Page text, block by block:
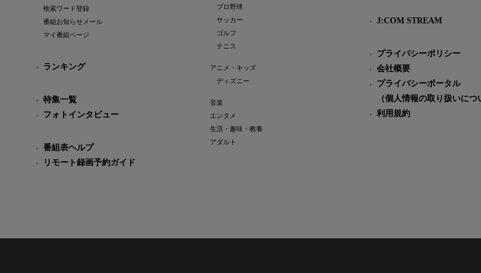
検索ワード登録
番組お知らせメール
マイ番組ページ
ランキング
特集一覧
フォトインタビュー
番組表ヘルプ
リモート録画予約ガイド
プロ野球
サッカー
ゴルフ
テニス
アニメ・キッズ
ディズニー
音楽
エンタメ
生活・趣味・教養
アダルト
J:COM STREAM
プライバシーポリシー
会社概要
プライバシーポータル
（個人情報の取り扱いにつ
利用規約